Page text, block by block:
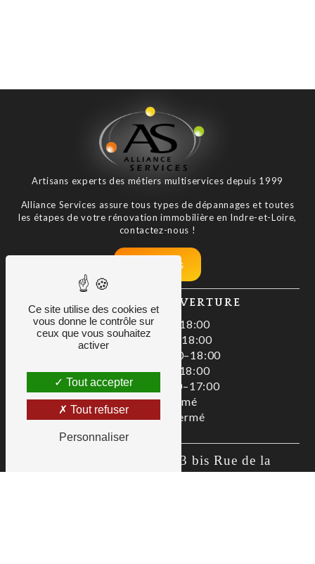
Artisans experts des métiers multiservices depuis 1999
Alliance Services assure tous types de dépannages et toutes
les étapes de votre rénovation immobilière en Indre-et-Loire,
contactez-nous !
Nos tarifs
HORAIRES D'OUVERTURE
Lundi : 08:00–18:00
Mardi : 08:00–18:00
Mercredi : 08:00–18:00
Jeudi : 08:00–18:00
Vendredi : 08:00–17:00
Samedi : Fermé
Dimanche : Fermé
Zac De La Liodière, 3 bis Rue de la
Ce site utilise des cookies et
vous donne le contrôle sur
ceux que vous souhaitez
activer
Tout accepter
Tout refuser
Personnaliser